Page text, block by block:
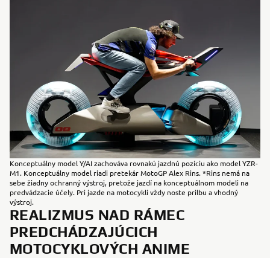
Konceptuálny model Y/AI zachováva rovnakú jazdnú pozíciu ako model YZR-
M1. Konceptuálny model riadi pretekár MotoGP Alex Rins. *Rins nemá na
sebe žiadny ochranný výstroj, pretože jazdí na konceptuálnom modeli na
predvádzacie účely. Pri jazde na motocykli vždy noste prilbu a vhodný
výstroj.
REALIZMUS NAD RÁMEC
PREDCHÁDZAJÚCICH
MOTOCYKLOVÝCH ANIME